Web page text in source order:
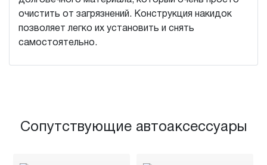
очистить от загрязнений. Конструкция накидок
позволяет легко их установить и снять
самостоятельно.
Сопутствующие автоаксессуары